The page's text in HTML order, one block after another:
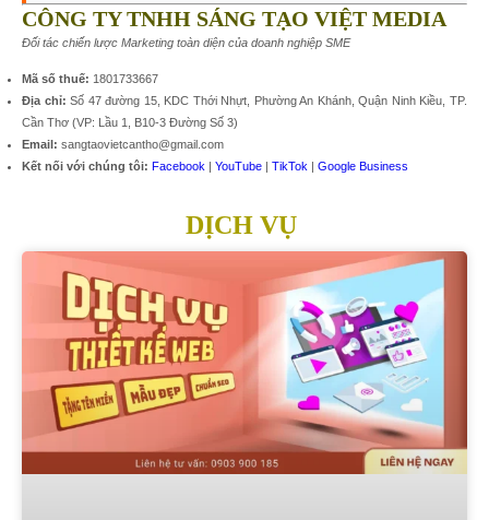
CÔNG TY TNHH SÁNG TẠO VIỆT MEDIA
Đối tác chiến lược Marketing toàn diện của doanh nghiệp SME
Mã số thuế: 1801733667
Địa chỉ: Số 47 đường 15, KDC Thới Nhựt, Phường An Khánh, Quận Ninh Kiều, TP.
Cần Thơ (VP: Lầu 1, B10-3 Đường Số 3)
Email: sangtaovietcantho@gmail.com
Kết nối với chúng tôi: Facebook | YouTube | TikTok | Google Business
DỊCH VỤ